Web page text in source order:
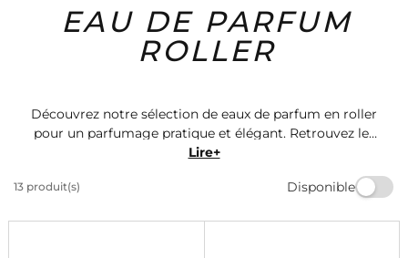
Solaire Homme Marques Idées
Cadeaux
Bons
Plans
EAU DE PARFUM
ROLLER
Découvrez notre sélection de eaux de parfum en roller
pour un parfumage pratique et élégant. Retrouvez les
plus grandes marques de cosmétiques et parfums
de raffinement avec nos produits de qualité.
Lire+
13 produit(s) Disponible